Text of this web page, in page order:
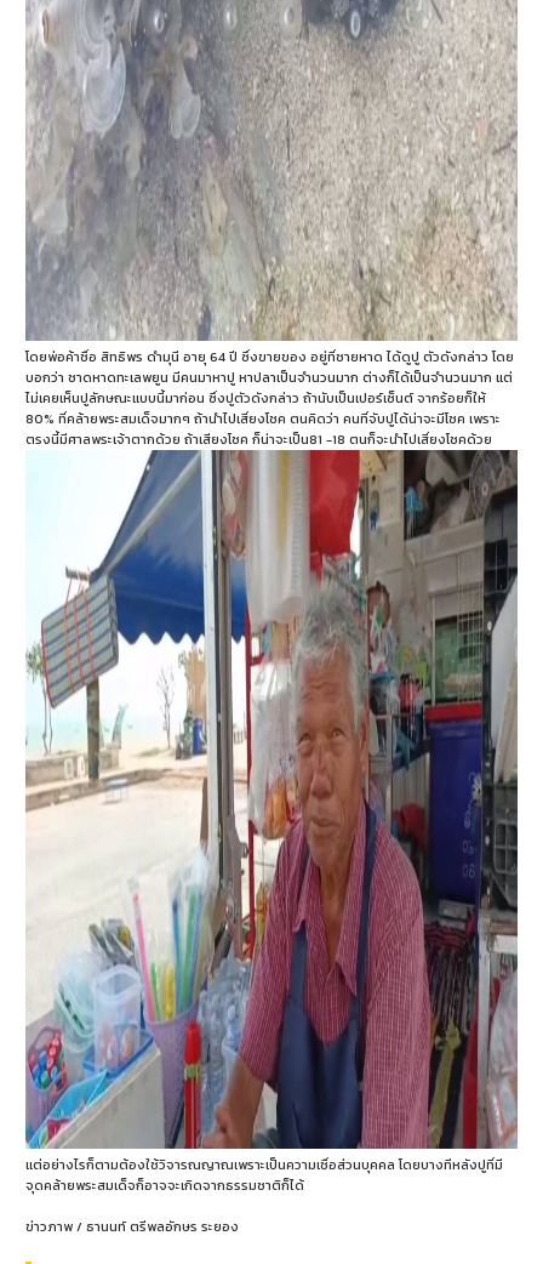
โดยพ่อค้าชื่อ สิทธิพร ดำมุนี อายุ 64 ปี ซึ่งขายของ อยู่ที่ชายหาด ได้ดูปู ตัวดังกล่าว โดย
บอกว่า ชาดหาดทะเลพยูน มีคนมาหาปู หาปลาเป็นจำนวนมาก ต่างก็ได้เป็นจำนวนมาก แต่
ไม่เคยเห็นปูลักษณะแบบนี้มาก่อน ซึ่งปูตัวดังกล่าว ถ้านับเป็นเปอร์เซ็นต์ จากร้อยก็ให้
80% ที่คล้ายพระสมเด็จมากๆ ถ้านำไปเสี่ยงโชค ตนคิดว่า คนที่จับปูได้น่าจะมีโชค เพราะ
ตรงนี้มีศาลพระเจ้าตากด้วย ถ้าเสียงโชค ก็น่าจะเป็น81 -18 ตนก็จะนำไปเสี่ยงโชคด้วย
แต่อย่างไรก็ตามต้องใช้วิจารณญาณเพราะเป็นความเชื่อส่วนบุคคล โดยบางทีหลังปูที่มี
จุดคล้ายพระสมเด็จก็อาจจะเกิดจากธรรมชาติก็ได้
ข่าวภาพ / ธานนท์ ตรีพลอักษร ระยอง